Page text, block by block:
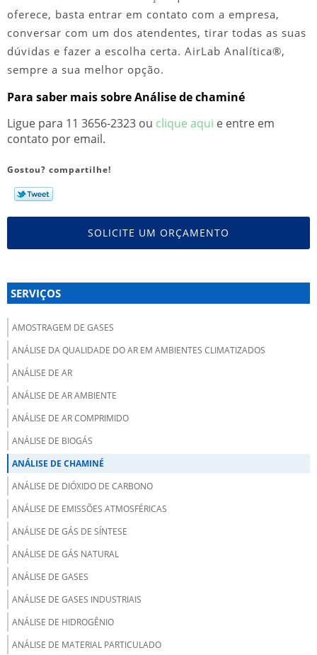
oferece, basta entrar em contato com a empresa,
conversar com um dos atendentes, tirar todas as suas
dúvidas e fazer a escolha certa. AirLab Analítica®,
sempre a sua melhor opção.
Para saber mais sobre Análise de chaminé
Ligue para 11 3656-2323 ou clique aqui e entre em
contato por email.
Gostou? compartilhe!
SOLICITE UM ORÇAMENTO
SERVIÇOS
AMOSTRAGEM DE GASES
ANÁLISE DA QUALIDADE DO AR EM AMBIENTES CLIMATIZADOS
ANÁLISE DE AR
ANÁLISE DE AR AMBIENTE
ANÁLISE DE AR COMPRIMIDO
ANÁLISE DE BIOGÁS
ANÁLISE DE CHAMINÉ
ANÁLISE DE DIÓXIDO DE CARBONO
ANÁLISE DE EMISSÕES ATMOSFÉRICAS
ANÁLISE DE GÁS DE SÍNTESE
ANÁLISE DE GÁS NATURAL
ANÁLISE DE GASES
ANÁLISE DE GASES INDUSTRIAIS
ANÁLISE DE HIDROGÊNIO
ANÁLISE DE MATERIAL PARTICULADO